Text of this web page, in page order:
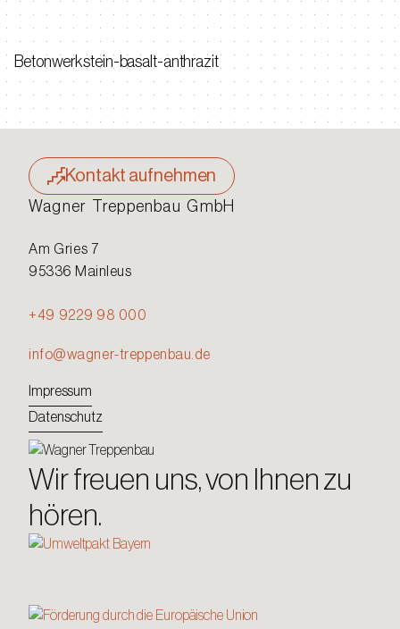
Betonwerkstein-basalt-anthrazit
Wir freuen uns, von Ihnen zu
hören.
Kontakt aufnehmen
Wagner Treppenbau GmbH
Am Gries 7
95336 Mainleus
+49 9229 98 000
info@wagner-treppenbau.de
Impressum
Datenschutz